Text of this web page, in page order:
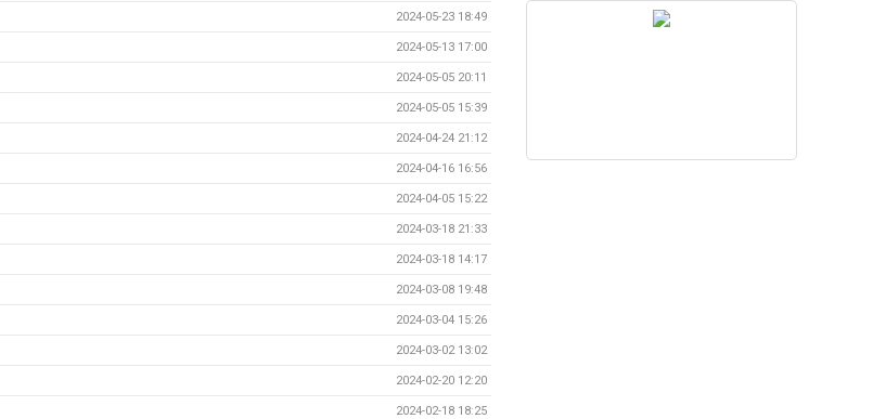
2024-05-23 18:49
2024-05-13 17:00
2024-05-05 20:11
2024-05-05 15:39
2024-04-24 21:12
2024-04-16 16:56
2024-04-05 15:22
2024-03-18 21:33
2024-03-18 14:17
2024-03-08 19:48
2024-03-04 15:26
2024-03-02 13:02
2024-02-20 12:20
2024-02-18 18:25